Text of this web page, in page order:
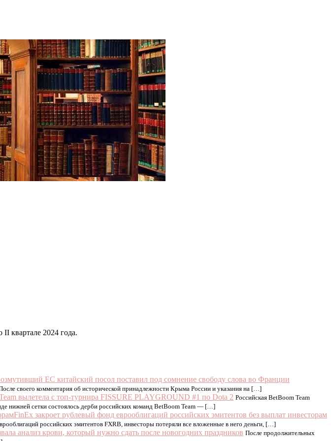
квартале 2024 года.
ЕС китайский посол поставил под сомнение свободу слова во Франции
своего комментария об исторической принадлежности Крыма России и указания на […]
вылетела с топ-турнира FISSURE PLAYGROUND #1 по Dota 2 Российская BetBoom Team
нижней сетки состоялось дерби российских команд BetBoom Team — […]
FinEx закроет рублевый фонд еврооблигаций российских эмитентов без выплат инвесторам
российских эмитентов FXRB, инвесторы потеряли все вложенные в него деньги, […]
анализ крови, который нужно сдать после новогодних праздников После продолжительных